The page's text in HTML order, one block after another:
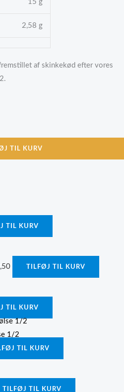
15 g
2,58 g
af skinkekød efter vores
TIL KURV
TIL KURV
TILFØJ TIL KURV
TIL KURV
1/2
TIL KURV
TILFØJ TIL KURV